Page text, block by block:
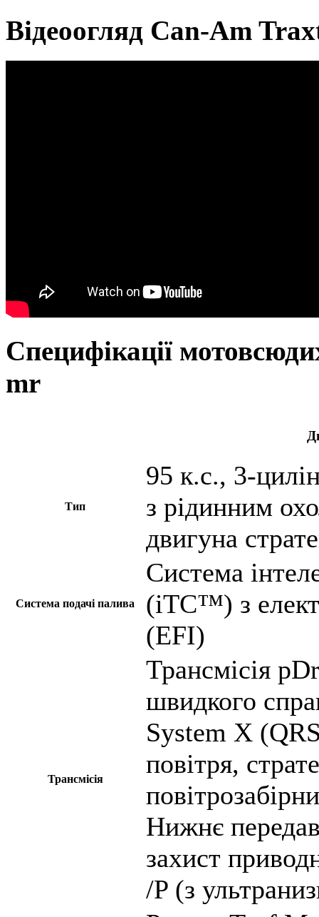
Відеоогляд Can-Am
Специфікації
mr
Тип
95 к.с., 3-
з рідинним
двигуна
Система подачі палива
Система
(iTC™) з
(EFI)
Трансмісія
Трансмісія
швидкого
System X
повітря,
Нижнє
захист
/P (з